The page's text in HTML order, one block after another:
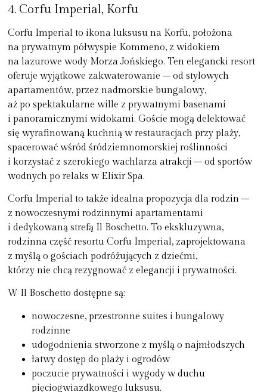
4. Corfu Imperial, Korfu
Corfu Imperial to ikona luksusu na Korfu, położona
na prywatnym półwyspie Kommeno, z widokiem
na lazurowe wody Morza Jońskiego. Ten elegancki resort
oferuje wyjątkowe zakwaterowanie – od stylowych
apartamentów, przez nadmorskie bungalowy,
aż po spektakularne wille z prywatnymi basenami
i panoramicznymi widokami. Goście mogą delektować
się wyrafinowaną kuchnią w restauracjach przy plaży,
spacerować wśród śródziemnomorskiej roślinności
i korzystać z szerokiego wachlarza atrakcji – od sportów
wodnych po relaks w Elixir Spa.
Corfu Imperial to także idealna propozycja dla rodzin –
z nowoczesnymi rodzinnymi apartamentami
i dedykowaną strefą Il Boschetto. To ekskluzywna,
rodzinna część resortuCorfu Imperial, zaprojektowana
z myślą o gościach podróżujących z dziećmi,
którzy nie chcą rezygnować z elegancji i prywatności.
W Il Boschetto dostępne są:
nowoczesne, przestronnesuites i bungalowy
rodzinne
udogodnienia stworzone z myślą o najmłodszych
łatwy dostęp do plaży i ogrodów
poczucie prywatności i wygody w duchu
pięciogwiazdkowego luksusu.